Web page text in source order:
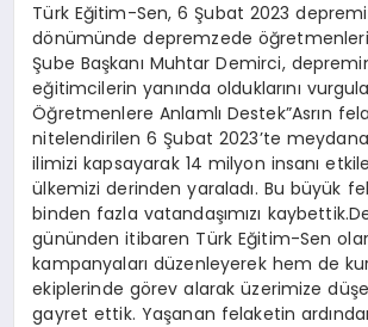
Türk Eğitim-Sen, 6 Şubat 2023
dönümünde depremzede
Şube Başkanı Muhtar Demirci,
eğitimcilerin yanında olduklarını
Öğretmenlere Anlamlı Destek”Asrın
nitelendirilen 6 Şubat 2023’te meydana
ilimizi kapsayarak 14 milyon insanı
ülkemizi derinden yaraladı. Bu büyük
binden fazla vatandaşımızı
gününden itibaren Türk Eğitim-Sen
kampanyaları düzenleyerek hem de
ekiplerinde görev alarak üzerimize
gayret ettik. Yaşanan felaketin